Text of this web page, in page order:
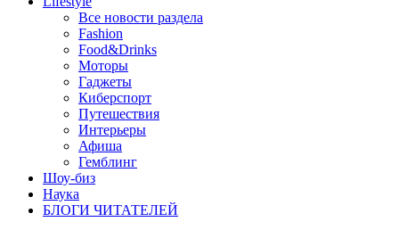
Все новости раздела
Fashion
Food&Drinks
Моторы
Гаджеты
Киберспорт
Путешествия
Интерьеры
Афиша
Гемблинг
Шоу-биз
Наука
БЛОГИ ЧИТАТЕЛЕЙ